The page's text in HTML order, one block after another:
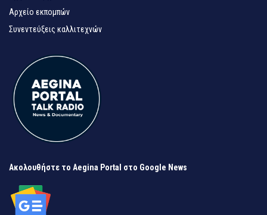
Αρχείο εκπομπών
Συνεντεύξεις καλλιτεχνών
Ακολουθήστε το Aegina Portal στο Google News